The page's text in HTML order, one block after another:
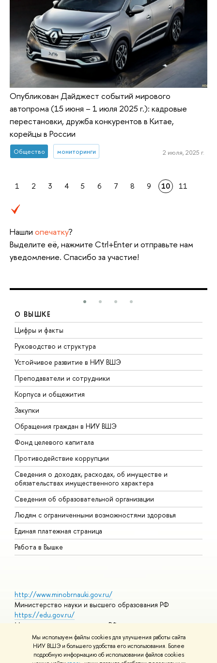
Мы используем файлы cookies для улучшения работы сайта
НИУ ВШЭ и большего удобства его использования. Более
подробную информацию об использовании файлов cookies
Опубликован Дайджест событий мирового
автопрома (15 июня – 1 июля 2025 г.): кадровые
перестановки, дружба конкурентов в Китае,
корейцы в России
Общество мониторинги 2 июля, 2025 г.
1 2 3 4 5 6 7 8 9 10 11
Нашли опечатку?
Выделите её, нажмите Ctrl+Enter и отправьте нам
уведомление. Спасибо за участие!
О ВЫШКЕ
Цифры и факты
Руководство и структура
Устойчивое развитие в НИУ ВШЭ
Преподаватели и сотрудники
Корпуса и общежития
Закупки
Обращения граждан в НИУ ВШЭ
Фонд целевого капитала
Противодействие коррупции
Сведения о доходах, расходах, об имуществе и
обязательствах имущественного характера
Сведения об образовательной организации
Людям с ограниченными возможностями здоровья
Единая платежная страница
Работа в Вышке
http://www.minobrnauki.gov.ru/
Министерство науки и высшего образования РФ
https://edu.gov.ru/
Министерство просвещения РФ
https://elearning.hse.ru/mooc
Массовые открытые онлайн-курсы